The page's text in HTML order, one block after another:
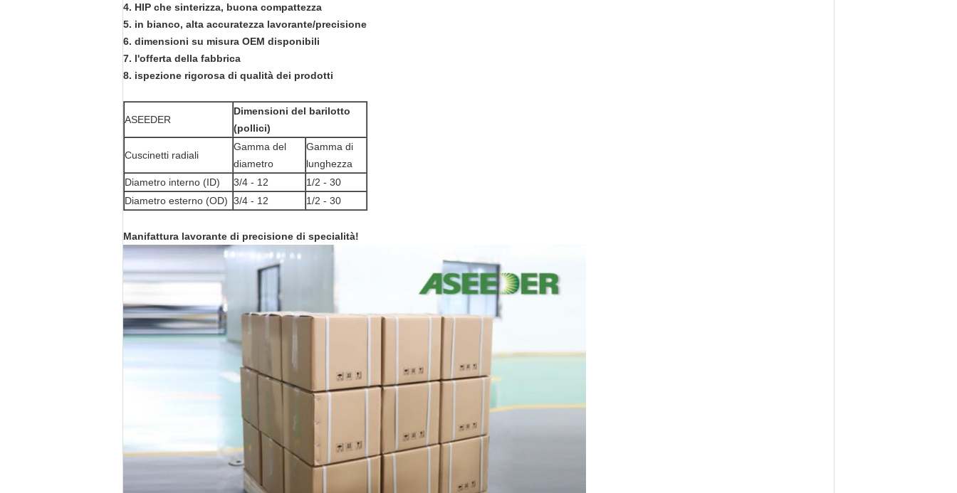
4. HIP che sinterizza, buona compattezza
5. in bianco, alta accuratezza lavorante/precisione
6. dimensioni su misura OEM disponibili
7. l'offerta della fabbrica
8. ispezione rigorosa di qualità dei prodotti
ASEEDER
Dimensioni del barilotto
(pollici)
Cuscinetti radiali
Gamma del
diametro
Gamma di
lunghezza
Diametro interno (ID)
3/4 - 12
1/2 - 30
Diametro esterno (OD) 3/4 - 12 1/2 - 30
Manifattura lavorante di precisione di specialità!